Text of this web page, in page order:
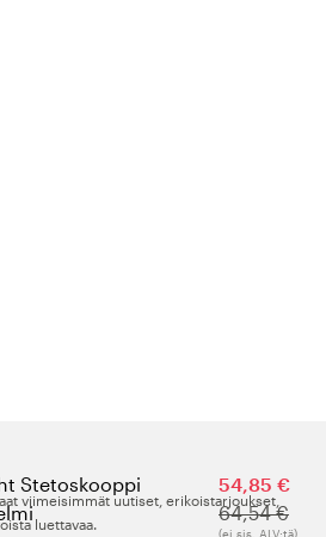
Stetoskooppi
54,85 €
64,54 €
(ei sis. ALV:tä)
viimeisimmät uutiset, erikoistarjoukset,
luettavaa.